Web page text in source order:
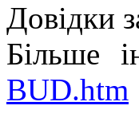
Довідки
Більше
BUD.htm